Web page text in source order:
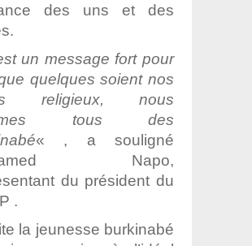
des uns et des
un message fort pour
quelques soient nos
religieux, nous
tous des
« , a souligné
Napo,
du président du
.
la jeunesse burkinabé